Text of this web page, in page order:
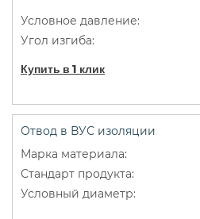
Купить в 1 клик
Отвод в ВУС изоляции